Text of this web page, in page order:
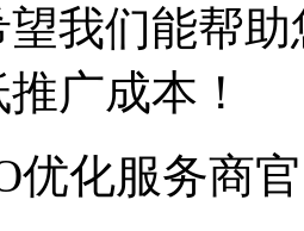
我们能帮
广成本！
优化服务商